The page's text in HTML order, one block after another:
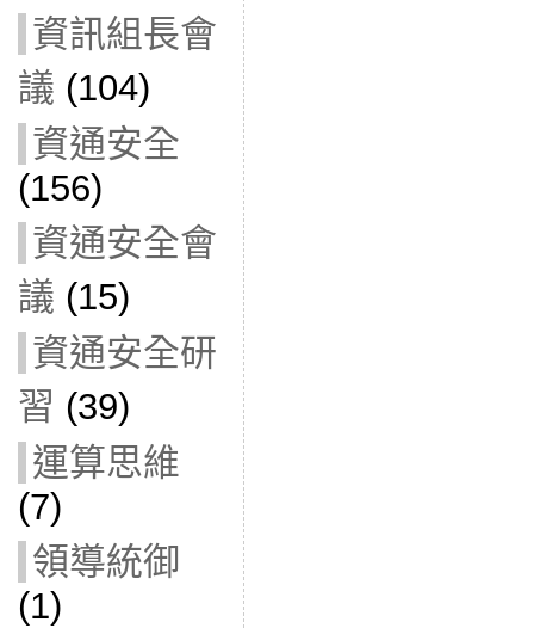
資訊組長會
議 (104)
資通安全
(156)
資通安全會
議 (15)
資通安全研
習 (39)
運算思維
(7)
領導統御
(1)